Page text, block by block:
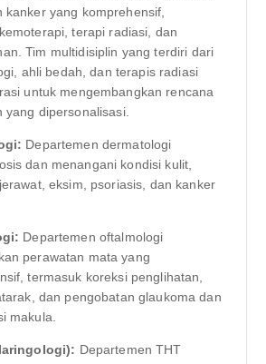
kanker yang komprehensif,
terapi radiasi, dan
Tim multidisiplin yang terdiri dari
ahli bedah, dan terapis radiasi
untuk mengembangkan rencana
yang dipersonalisasi.
Departemen dermatologi
dan menangani kondisi kulit,
eksim, psoriasis, dan kanker
Departemen oftalmologi
perawatan mata yang
termasuk koreksi penglihatan,
dan pengobatan glaukoma dan
makula.
Departemen THT